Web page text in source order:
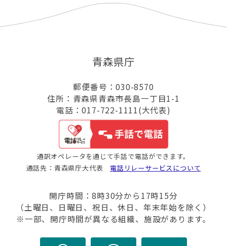
青森県庁
郵便番号：030-8570
住所：青森県青森市長島一丁目1-1
電話：017-722-1111(大代表)
通訳オペレータを通じて手話で電話ができます。
通話先：青森県庁大代表 電話リレーサービスについて
開庁時間：8時30分から17時15分
（土曜日、日曜日、祝日、休日、年末年始を除く）
※一部、開庁時間が異なる組織、施設があります。